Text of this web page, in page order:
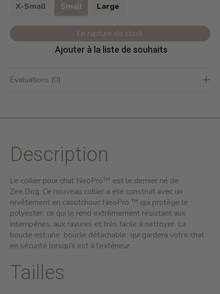
X-Small Small Large
En rupture de stock
Ajouter à la liste de souhaits
Évaluations (0)
Description
Le collier pour chat NeoPro™ est le dernier né de
Zee.Dog. Ce nouveau collier a été construit avec un
revêtement en caoutchouc NeoPro ™ qui protège le
polyester, ce qui le rend extrêmement résistant aux
intempéries, aux rayures et très facile à nettoyer. La
boucle est une boucle détachable qui gardera votre chat
en sécurité lorsqu'il est à l'extérieur.
Tailles